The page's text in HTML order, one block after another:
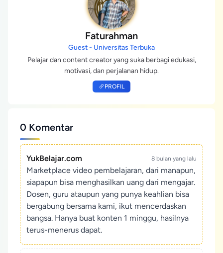
Faturahman
Guest - Universitas Terbuka
Pelajar dan content creator yang suka berbagi edukasi,
motivasi, dan perjalanan hidup.
PROFIL
0 Komentar
YukBelajar.com 8 bulan yang lalu
Marketplace video pembelajaran, dari manapun,
siapapun bisa menghasilkan uang dari mengajar.
Dosen, guru ataupun yang punya keahlian bisa
bergabung bersama kami, ikut mencerdaskan
bangsa. Hanya buat konten 1 minggu, hasilnya
terus-menerus dapat.